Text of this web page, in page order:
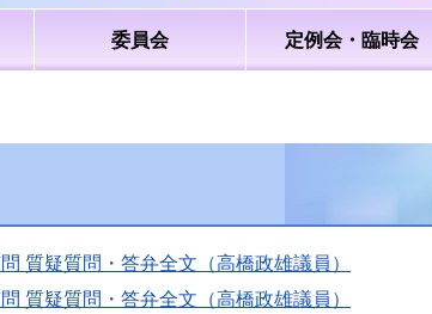
委員会 定例会・臨時会
質疑質問・答弁全文（高橋政雄議員）
質疑質問・答弁全文（高橋政雄議員）